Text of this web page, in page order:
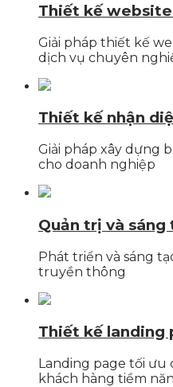
Thiết kế
Giải pháp thiết kế
dịch vụ chuyên
Thiết kế nhận
Giải pháp xây dựng
cho doanh nghiệp
Quản trị và sáng
Phát triển và sáng
truyền thông
Thiết kế landing
Landing page tối ưu
khách hàng tiềm